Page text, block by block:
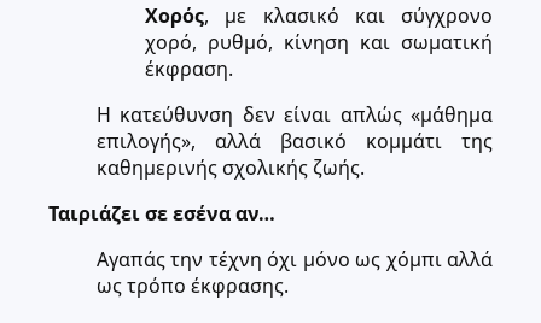
Χορός, με κλασικό και σύγχρονο
χορό, ρυθμό, κίνηση και σωματική
έκφραση.
Η κατεύθυνση δεν είναι απλώς «μάθημα
επιλογής», αλλά βασικό κομμάτι της
καθημερινής σχολικής ζωής.
Ταιριάζει σε εσένα αν…
Αγαπάς την τέχνη όχι μόνο ως χόμπι αλλά
ως τρόπο έκφρασης.